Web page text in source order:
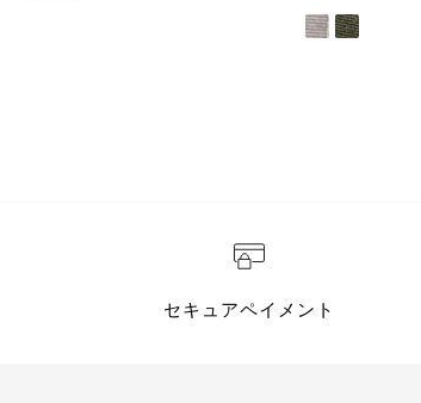
セキュアペイメント